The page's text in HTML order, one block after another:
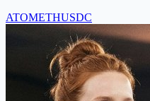
ATOMETHUSDC